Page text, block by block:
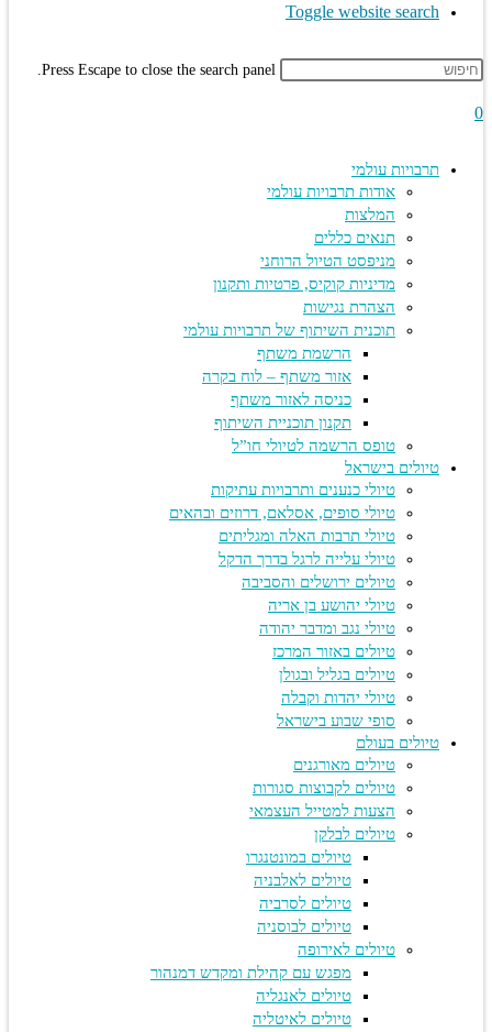
Toggle website search
Press Escape to close the search panel.
תרבויות עולמי
אודות תרבויות עולמי
המלצות
תנאים כללים
מניפסט הטיול הרוחני
מדיניות קוקיס, פרטיות ותקנון
הצהרת נגישות
תוכנית השיתוף של תרבויות עולמי
הרשמת משתף
אזור משתף – לוח בקרה
כניסה לאזור משתף
תקנון תוכניית השיתוף
טופס הרשמה לטיולי חו”ל
טיולים בישראל
טיולי כנענים ותרבויות עתיקות
טיולי סופים, אסלאם, דרוזים ובהאים
טיולי תרבות האלה ומגליתים
טיולי עלייה לרגל בדרך הדקל
טיולים ירושלים והסביבה
טיולי יהושע בן אריה
טיולי נגב ומדבר יהודה
טיולים באזור המרכז
טיולים בגליל ובגולן
טיולי יהדות וקבלה
סופי שבוע בישראל
טיולים בעולם
טיולים מאורגנים
טיולים לקבוצות סגורות
הצעות למטייל העצמאי
טיולים לבלקן
טיולים במונטנגרו
טיולים לאלבניה
טיולים לסרביה
טיולים לבוסניה
טיולים לאירופה
מפגש עם קהילת ומקדש דמנהור
טיולים לאנגליה
טיולים לאיטליה